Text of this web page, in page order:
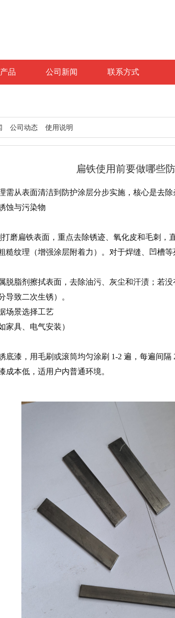
品 公司新闻 联系方式
公司动态 使用说明
扁铁使用前要做哪些
需从表面清洁到防护涂层分步实施，核心是去
蚀与污染物
打磨扁铁表面，重点去除锈迹、氧化皮和毛刺
糙纹理（增强涂层附着力）。对于焊缝、凹槽
脱脂剂擦拭表面，去除油污、灰尘和汗渍；若
导致二次生锈）。
场景选择工艺
家具、电气安装）
底漆，用毛刷或滚筒均匀涂刷 1-2 遍，每遍间
成本低，适用户内普通环境。